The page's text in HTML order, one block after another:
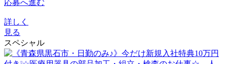
応募へ進む
詳しく
見る
スペシャル